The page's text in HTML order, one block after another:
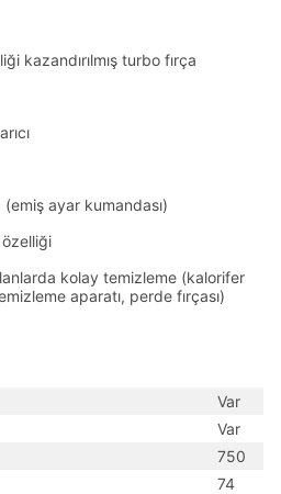
kazandırılmış turbo fırça
ayar kumandası)
kolay temizleme (kalorifer
aparatı, perde fırçası)
Var
Var
750
74